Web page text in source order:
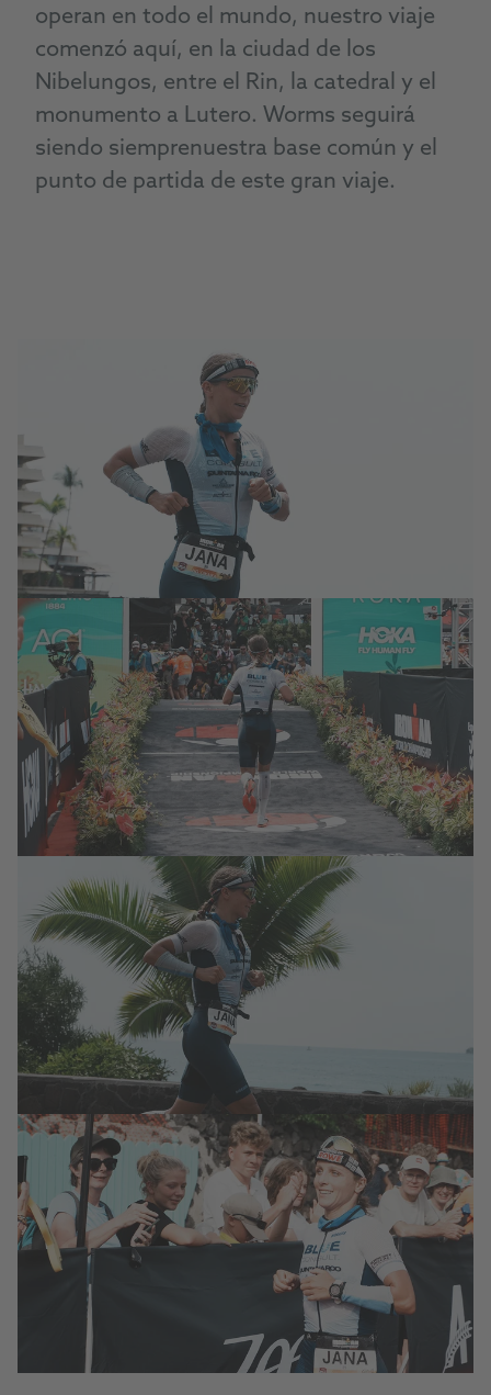
operan en todo el mundo, nuestro viaje
comenzó aquí, en la ciudad de los
Nibelungos, entre el Rin, la catedral y el
monumento a Lutero. Worms seguirá
siendo siemprenuestra base común y el
punto de partida de este gran viaje.